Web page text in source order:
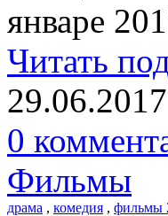
январе
Читать
29.06.2017
0
Фильмы
драма , комедия , фильмы